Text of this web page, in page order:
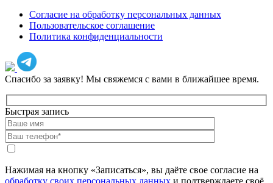
Согласие на обработку персональных данных
Пользовательское соглашение
Политика конфиденциальности
Спасибо за заявку! Мы свяжемся с вами в ближайшее время.
Быстрая запись
Нажимая на кнопку «Записаться», вы даёте свое согласие на